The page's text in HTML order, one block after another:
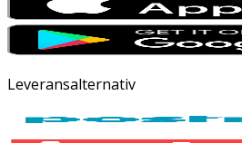
Leveransalternativ